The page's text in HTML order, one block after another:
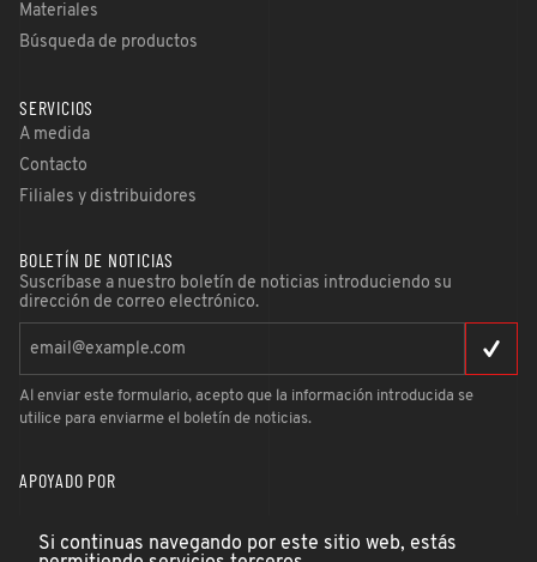
Materiales
Búsqueda de productos
SERVICIOS
A medida
Contacto
Filiales y distribuidores
BOLETÍN DE NOTICIAS
Suscríbase a nuestro boletín de noticias introduciendo su
dirección de correo electrónico.
Al enviar este formulario, acepto que la información introducida se
utilice para enviarme el boletín de noticias.
APOYADO POR
Si continuas navegando por este sitio web, estás